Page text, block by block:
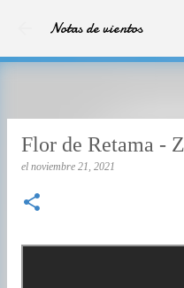
Ir al
Notas de vientos
Flor de Retama -
el noviembre 21, 2021